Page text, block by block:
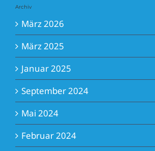
Archiv
März 2026
März 2025
Januar 2025
September 2024
Mai 2024
Februar 2024